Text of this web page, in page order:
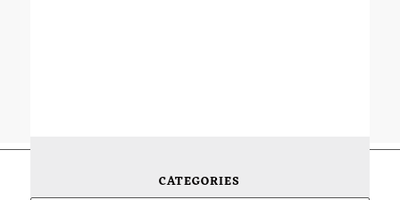
CATEGORIES